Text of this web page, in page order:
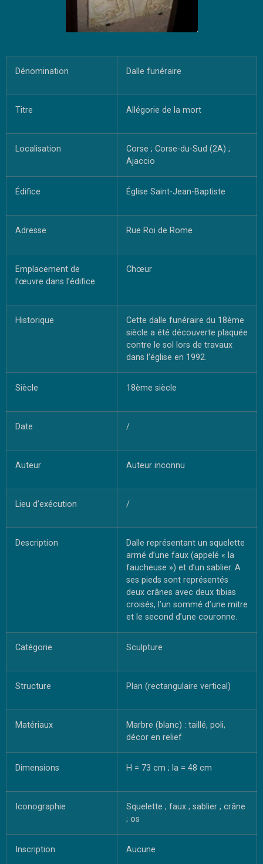
Dénomination Dalle funéraire
Titre Allégorie de la mort
Localisation
Corse ; Corse-du-Sud (2A) ;
Ajaccio
Édifice Église Saint-Jean-Baptiste
Adresse Rue Roi de Rome
Emplacement de
l’œuvre dans l’édifice
Chœur
Historique
Cette dalle funéraire du 18ème
siècle a été découverte plaquée
contre le sol lors de travaux
dans l’église en 1992.
Siècle 18ème siècle
Date /
Auteur Auteur inconnu
Lieu d’exécution /
Description
Dalle représentant un squelette
armé d’une faux (appelé « la
faucheuse ») et d’un sablier. A
ses pieds sont représentés
deux crânes avec deux tibias
croisés, l’un sommé d’une mitre
et le second d’une couronne.
Catégorie Sculpture
Structure Plan (rectangulaire vertical)
Matériaux
Marbre (blanc) : taillé, poli,
décor en relief
Dimensions H = 73 cm ; la = 48 cm
Iconographie
Squelette ; faux ; sablier ; crâne
; os
Inscription Aucune